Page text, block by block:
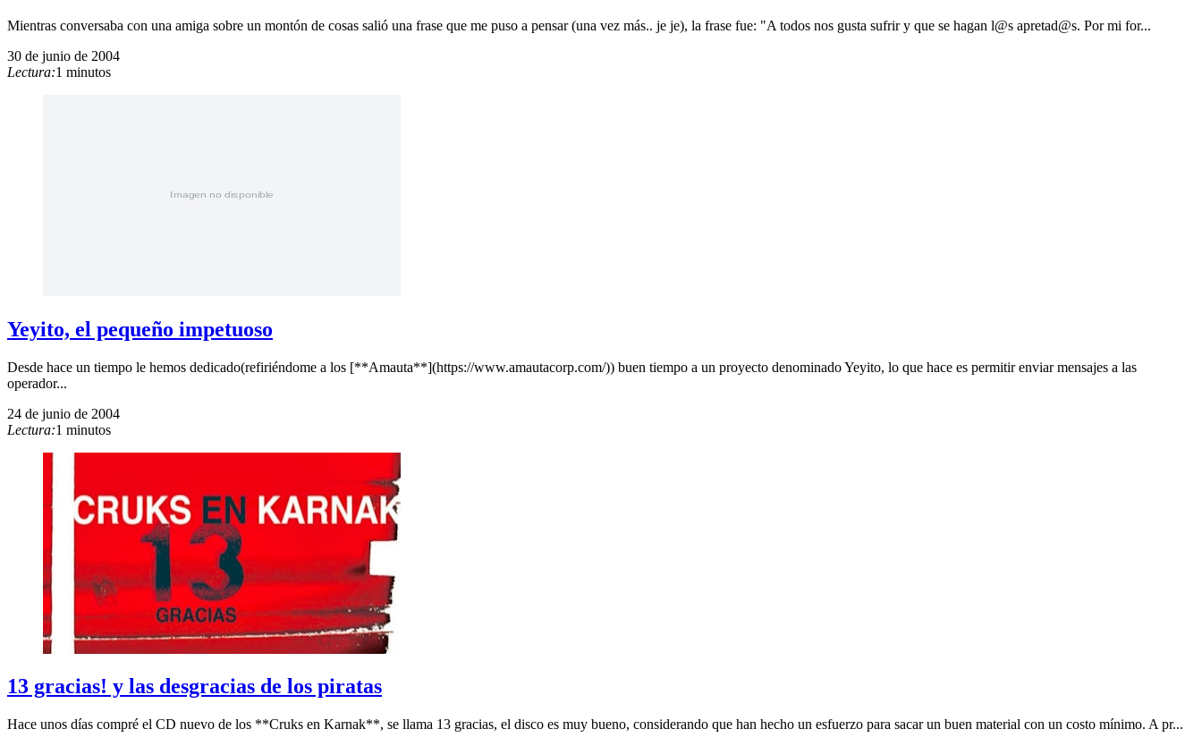
Mientras conversaba con una amiga sobre un montón de cosas salió una frase que me puso a pensar (una vez más.. je je), la frase fue: "A todos nos gusta sufrir y que se hagan l@s apretad@s. Por mi for...
30 de junio de 2004
Lectura:1 minutos
Yeyito, el pequeño impetuoso
Desde hace un tiempo le hemos dedicado(refiriéndome a los [**Amauta**](https://www.amautacorp.com/)) buen tiempo a un proyecto denominado Yeyito, lo que hace es permitir enviar mensajes a las
operador...
24 de junio de 2004
Lectura:1 minutos
13 gracias! y las desgracias de los piratas
Hace unos dí­as compré el CD nuevo de los **Cruks en Karnak**, se llama 13 gracias, el disco es muy bueno, considerando que han hecho un esfuerzo para sacar un buen material con un costo mí­nimo. A pr...